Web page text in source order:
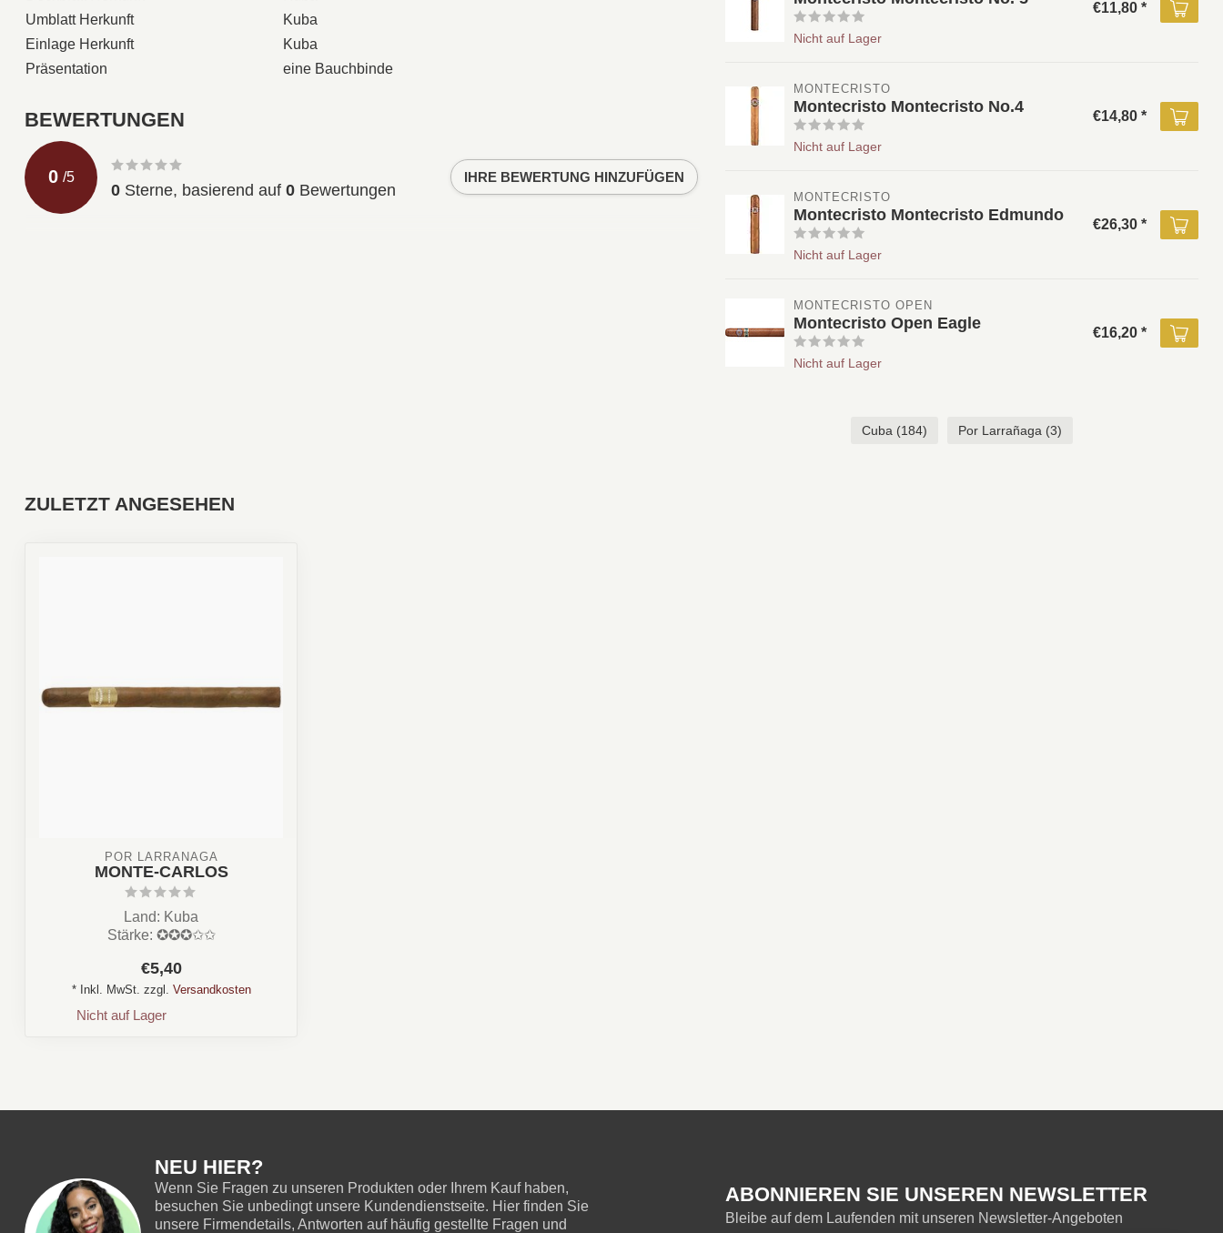
Umblatt Herkunft
Kuba
Einlage Herkunft
Kuba
Präsentation
eine Bauchbinde
BEWERTUNGEN
0 /5
0 Sterne, basierend auf 0 Bewertungen
IHRE BEWERTUNG HINZUFÜGEN
Nicht auf Lager
€11,80 *
MONTECRISTO
Montecristo Montecristo No.4
Nicht auf Lager
€14,80 *
MONTECRISTO
Montecristo Montecristo Edmundo
Nicht auf Lager
€26,30 *
MONTECRISTO OPEN
Montecristo Open Eagle
Nicht auf Lager
€16,20 *
Cuba (184) Por Larrañaga (3)
ZULETZT ANGESEHEN
POR LARRAÑAGA
MONTE-CARLOS
Land: Kuba
Stärke: ✪✪✪✩✩
Format: Deliciosos / Longf...
€5,40
* Inkl. MwSt. zzgl. Versandkosten
Nicht auf Lager
NEU HIER?
Wenn Sie Fragen zu unseren Produkten oder Ihrem Kauf haben,
besuchen Sie unbedingt unsere Kundendienstseite. Hier finden Sie
unsere Firmendetails, Antworten auf häufig gestellte Fragen und
ABONNIEREN SIE UNSEREN NEWSLETTER
Bleibe auf dem Laufenden mit unseren Newsletter-Angeboten